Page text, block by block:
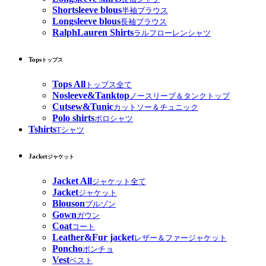
Shortsleeve blous半袖ブラウス
Longsleeve blous長袖ブラウス
RalphLauren Shirtsラルフローレンシャツ
Tops トップス
Tops All トップス全て
Nosleeve&Tanktopノースリーブ＆タンクトップ
Cutsew&Tunicカットソー＆チュニック
Polo shirtsポロシャツ
TshirtsTシャツ
Jacketジャケット
Jacket Allジャケット全て
Jacketジャケット
Blousonブルゾン
Gownガウン
Coatコート
Leather&Fur jacketレザー＆ファージャケット
Ponchoポンチョ
Vestベスト